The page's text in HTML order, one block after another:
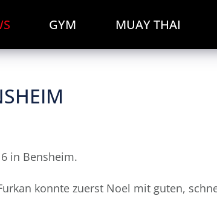
GYM MUAY THAI
in Bensheim.
konnte zuerst Noel mit guten,